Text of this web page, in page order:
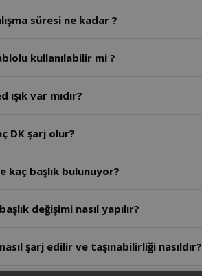
süresi ne kadar ?
kullanılabilir mi ?
var mıdır?
DK şarj olur?
kaç başlık bulunuyor?
değişimi nasıl yapılır?
şarj edilir ve taşınabilirliği nasıldır?